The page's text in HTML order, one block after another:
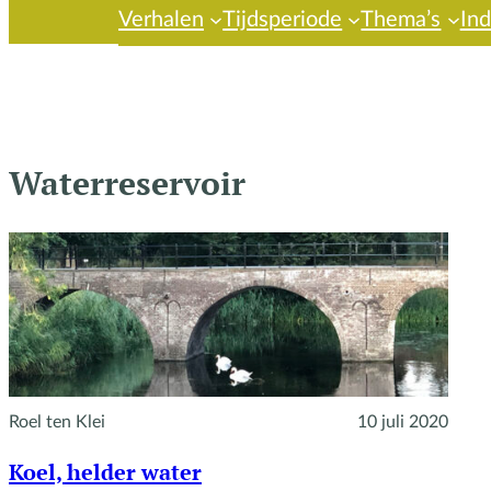
Verhalen Tijdsperiode Thema’s
Waterreservoir
Roel ten Klei 10 juli 2020
Koel, helder water